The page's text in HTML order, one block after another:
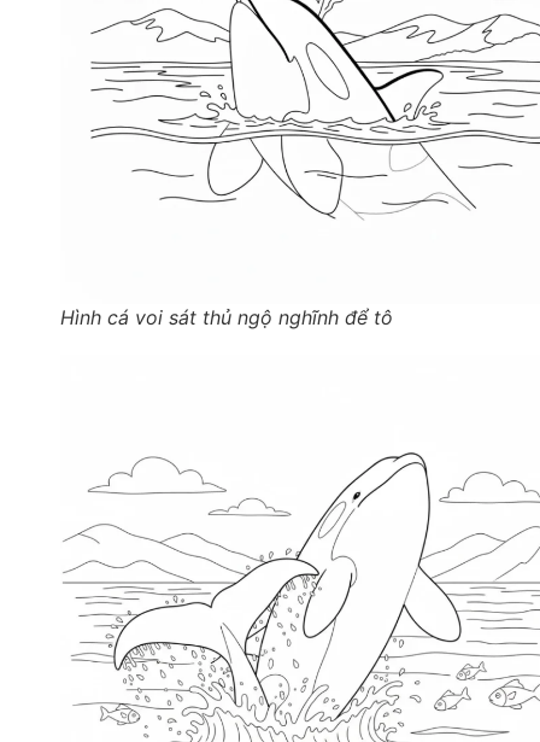
Hình cá voi sát thủ ngộ nghĩnh để tô